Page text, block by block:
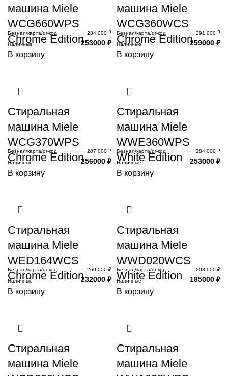
машина Miele
WCG660WPS
Chrome Edition
Безнал/карта/qr-код
284 000 ₽
Наличные
253000 ₽
В корзину
машина Miele
WCG360WCS
Chrome Edition
Безнал/карта/qr-код
291 000 ₽
Наличные
259000 ₽
В корзину
Стиральная
машина Miele
WCG370WPS
Chrome Edition
Безнал/карта/qr-код
287 000 ₽
Наличные
256000 ₽
В корзину
Стиральная
машина Miele
WWE360WPS
White Edition
Безнал/карта/qr-код
284 000 ₽
Наличные
253000 ₽
В корзину
Стиральная
машина Miele
WED164WCS
Chrome Edition
Безнал/карта/qr-код
260 000 ₽
Наличные
232000 ₽
В корзину
Стиральная
машина Miele
WWD020WCS
White Edition
Безнал/карта/qr-код
208 000 ₽
Наличные
185000 ₽
В корзину
Стиральная
машина Miele
Стиральная
машина Miele